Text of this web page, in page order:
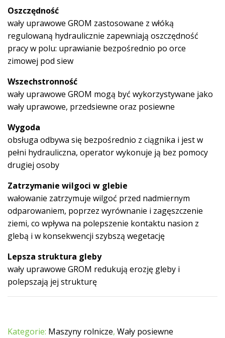
m
530
mm
Oszczędność
wały uprawowe GROM zastosowane z włóką
regulowaną hydraulicznie zapewniają oszczędność
pracy w polu: uprawianie bezpośrednio po orce
zimowej pod siew
Wszechstronność
wały uprawowe GROM mogą być wykorzystywane jako
wały uprawowe, przedsiewne oraz posiewne
Wygoda
obsługa odbywa się bezpośrednio z ciągnika i jest w
pełni hydrauliczna, operator wykonuje ją bez pomocy
drugiej osoby
Zatrzymanie wilgoci w glebie
wałowanie zatrzymuje wilgoć przed nadmiernym
odparowaniem, poprzez wyrównanie i zagęszczenie
ziemi, co wpływa na polepszenie kontaktu nasion z
glebą i w konsekwencji szybszą wegetację
Lepsza struktura gleby
wały uprawowe GROM redukują erozję gleby i
polepszają jej strukturę
Kategorie: Maszyny rolnicze, Wały posiewne